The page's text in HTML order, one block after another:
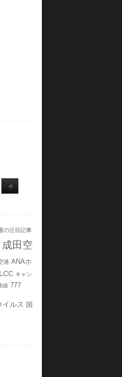
の注目記事
成田空
港 ANAホ
LCC キャン
線 777
イルス 国